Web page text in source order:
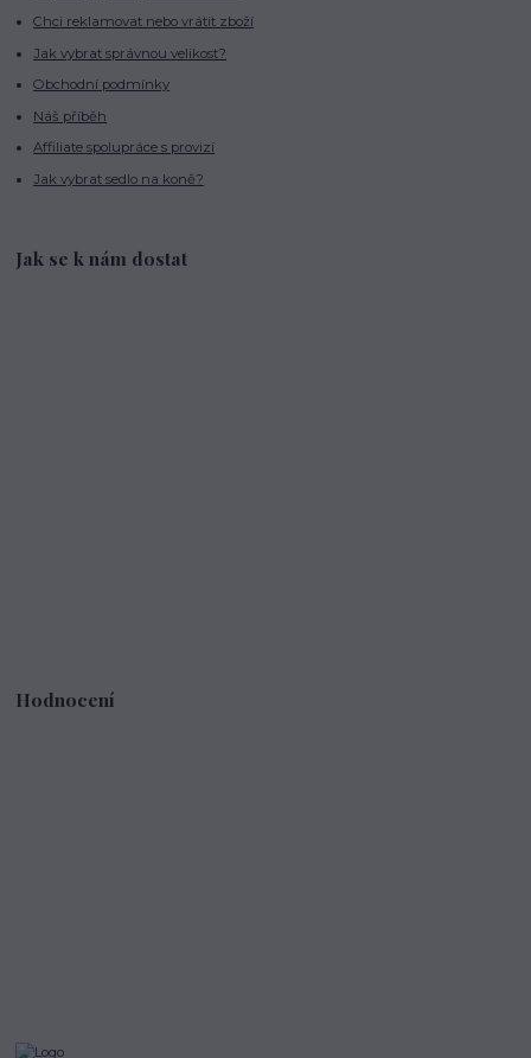
Chci reklamovat nebo vrátit zboží
Jak vybrat správnou velikost?
Obchodní podmínky
Náš příběh
Affiliate spolupráce s provizí
Jak vybrat sedlo na koně?
Jak se k nám dostat
Hodnocení